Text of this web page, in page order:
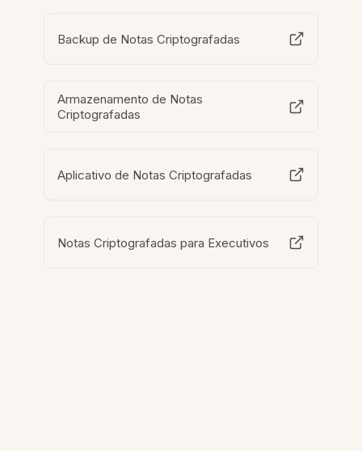
Backup de Notas Criptografadas
Armazenamento de Notas
Criptografadas
Aplicativo de Notas Criptografadas
Notas Criptografadas para Executivos